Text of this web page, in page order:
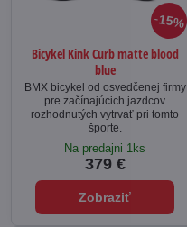
15%
Bicykel Kink Curb matte blood
blue
BMX bicykel od osvedčenej firmy
pre začínajúcich jazdcov
rozhodnutých vytrvať pri tomto
športe.
Na predajni 1ks
379 €
Zobraziť